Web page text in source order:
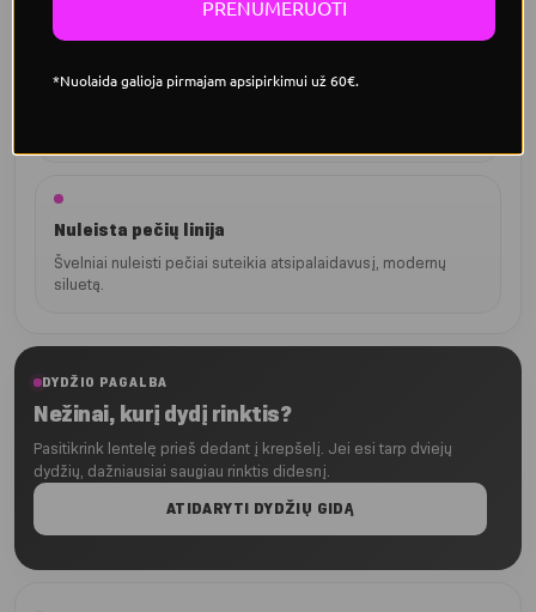
Minimalistinis dizainas
Nuleista pečių linija
Švelniai nuleisti pečiai suteikia atsipalaidavusį, modernų
siluetą.
DYDŽIO PAGALBA
Nežinai, kurį dydį rinktis?
Pasitikrink lentelę prieš dedant į krepšelį. Jei esi tarp dviejų
dydžių, dažniausiai saugiau rinktis didesnį.
ATIDARYTI DYDŽIŲ GIDĄ
PRENUMERUOTI
*Nuolaida galioja pirmajam apsipirkimui už 60€.